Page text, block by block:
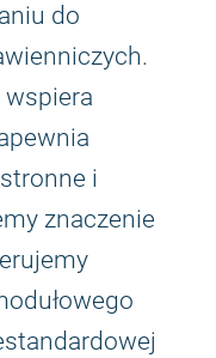
do
i
znaczenie